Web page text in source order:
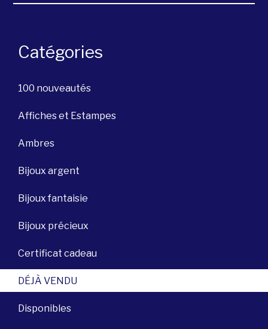
Catégories
100 nouveautés
Affiches et Estampes
Ambres
Bijoux argent
Bijoux fantaisie
Bijoux précieux
Certificat cadeau
DÉJÀ VENDU
Disponibles